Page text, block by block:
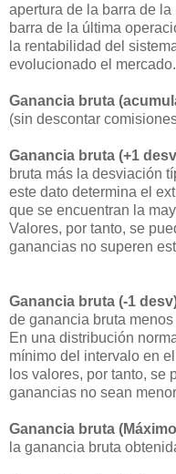
apertura de la barra de
barra de la última
la rentabilidad del
evolucionado el mercado.
Ganancia bruta
(sin descontar
Ganancia bruta (+1
bruta más la desviación
este dato determina el
que se encuentran la
Valores, por tanto, se
ganancias no superen
Ganancia bruta (-1
de ganancia bruta
En una distribución
mínimo del intervalo en
los valores, por tanto, se
ganancias no sean
Ganancia bruta
la ganancia bruta